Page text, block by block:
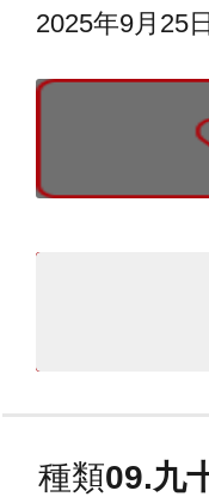
2025年9月25日
種類09.九